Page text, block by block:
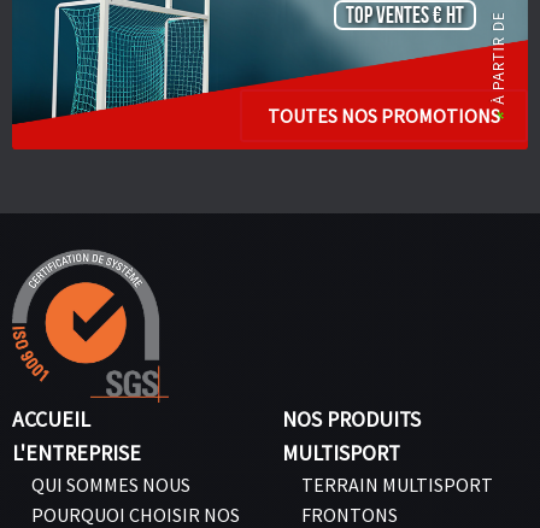
TOP VENTES € HT
TOUTES NOS PROMOTIONS
ACCUEIL
L'ENTREPRISE
QUI SOMMES NOUS
POURQUOI CHOISIR NOS
NOS PRODUITS
MULTISPORT
TERRAIN MULTISPORT
FRONTONS